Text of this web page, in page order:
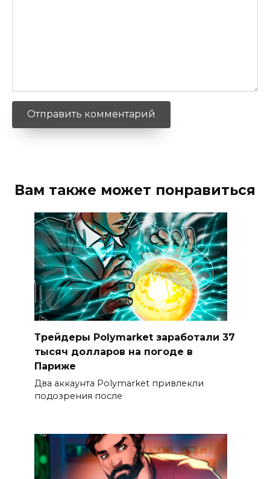
Вам также может понравиться
Трейдеры Polymarket заработали 37
тысяч долларов на погоде в
Париже
Два аккаунта Polymarket привлекли
подозрения после